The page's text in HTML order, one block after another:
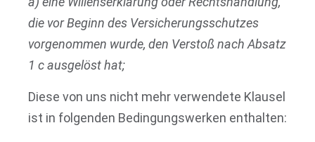
die vor Beginn des Versicherungsschutzes
vorgenommen wurde, den Verstoß nach Absatz
1 c ausgelöst hat;
Diese von uns nicht mehr verwendete Klausel
ist in folgenden Bedingungswerken enthalten: